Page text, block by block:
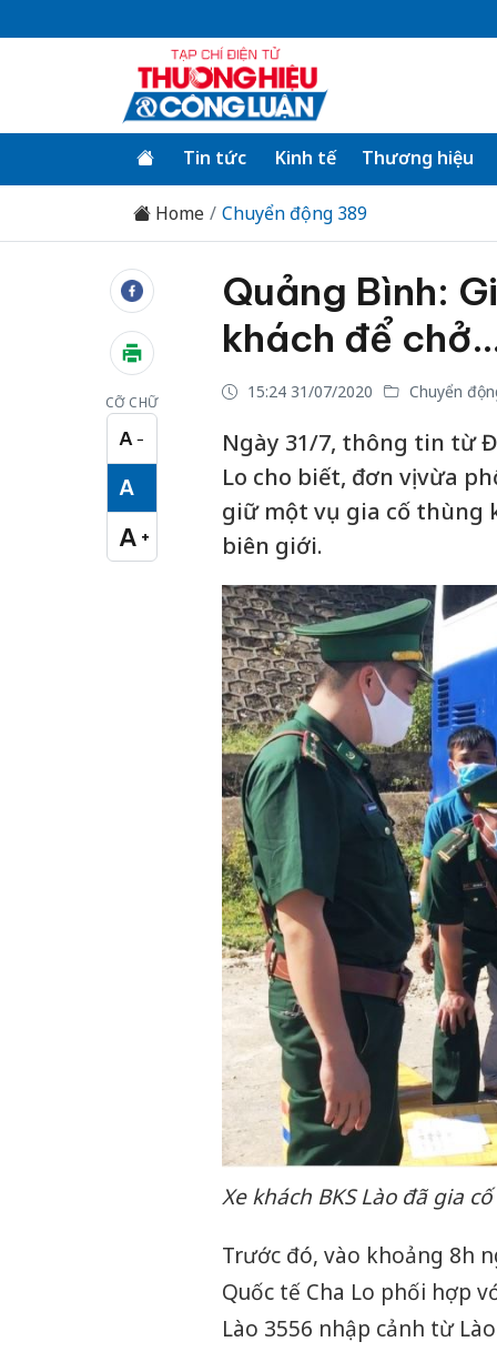
Tin tức Kinh tế Thương hiệu
Home Chuyển động 389
CỠ CHỮ
A −
Cỡ chữ nhỏ
A
Cỡ chữ vừa
A +
Cỡ chữ lớn
Quảng Bình:
khách để
15:24 31/07/2020 Chuyển
Ngày 31/7, thông tin từ
Lo cho biết, đơn vị vừa
giữ một vụ gia cố thùng
biên giới.
Xe khách BKS Lào đã gia
Trước đó, vào khoảng 8h
Quốc tế Cha Lo phối hợp
Lào 3556 nhập cảnh từ